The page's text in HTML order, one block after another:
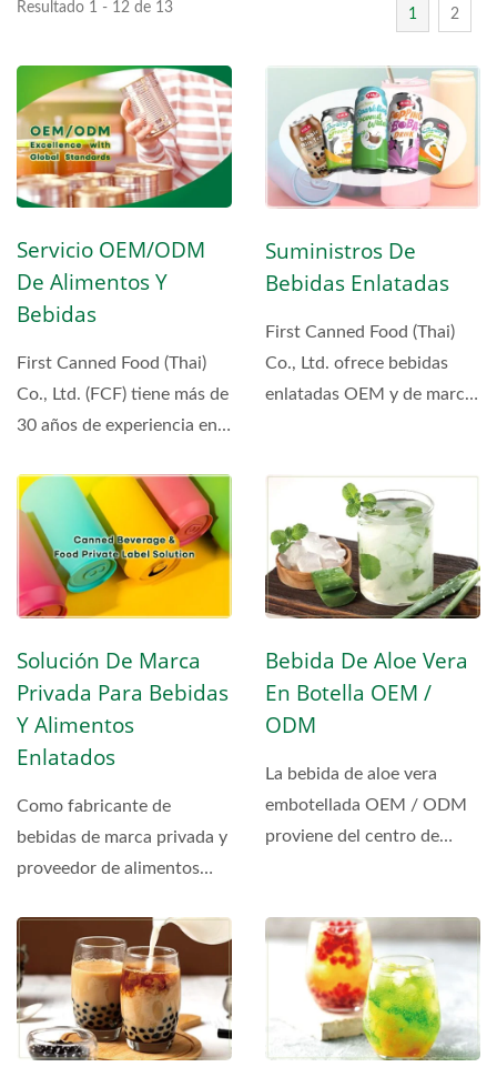
Resultado 1 - 12 de 13 1 2
Servicio OEM/ODM
De Alimentos Y
Bebidas
First Canned Food (Thai)
Co., Ltd. (FCF) tiene más de
30 años de experiencia en
Suministros De
Bebidas Enlatadas
First Canned Food (Thai)
Co., Ltd. ofrece bebidas
enlatadas OEM y de marca
Solución De Marca
Privada Para Bebidas
Y Alimentos
Enlatados
Como fabricante de
bebidas de marca privada y
proveedor de alimentos
Bebida De Aloe Vera
En Botella OEM /
ODM
La bebida de aloe vera
embotellada OEM / ODM
proviene del centro de